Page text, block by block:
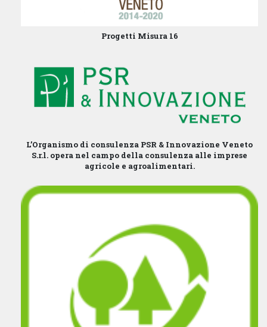
Progetti Misura 16
L’Organismo di consulenza PSR & Innovazione Veneto
S.r.l. opera nel campo della consulenza alle imprese
agricole e agroalimentari.